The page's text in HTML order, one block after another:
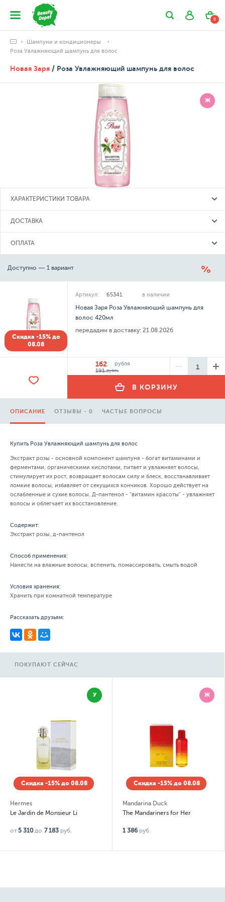
0
Шампуни и кондиционеры
Роза Увлажняющий шампунь для волос
Новая Заря / Роза Увлажняющий шампунь для волос
Ж
ХАРАКТЕРИСТИКИ ТОВАРА
ДОСТАВКА
ОПЛАТА
Доступно — 1 вариант
Скидка -15% до
08.08
Артикул: 65341 в наличии
Новая Заря Роза Увлажняющий шампунь для
волос 420мл
передадим в доставку: 21.08.2026
162
рубля
191рубль
В КОРЗИНУ
ОПИСАНИЕ ОТЗЫВЫ - 0 ЧАСТЫЕ ВОПРОСЫ
Купить Роза Увлажняющий шампунь для волос
Экстракт розы - основной компонент шампуня - богат витаминами и
ферментами, органическими кислотами, питает и увлажняет волосы,
стимулирует их рост, возвращает волосам силу и блеск, восстанавливает
ломкие волосы, избавляет от секущихся кончиков. Хорошо действует на
ослабленные и сухие волосы. Д-пантенол - "витамин красоты" - увлажняет
волосы и облегчает их восстановление.
Содержит:
Экстракт розы, д-пантенол
Способ применения:
Нанести на влажные волосы, вспенить, помассировать, смыть водой
Условия хранения:
Хранить при комнатной температуре
Рассказать друзьям:
ПОКУПАЮТ СЕЙЧАС
У
Скидка -15% до 08.08
Hermes
Le Jardin de Monsieur Li
от5 310 до 7 183 руб.
Ж
Скидка -15% до 08.08
Mandarina Duck
The Mandariners for Her
1 386 руб.